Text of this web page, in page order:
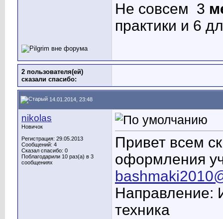
Не совсем 3
практики и 6
2 пользователя(ей)
сказали cпасибо:
14.01.2014, 23:48
nikolas
Новичок
Регистрация: 29.05.2013
Сообщений: 4
Сказал спасибо: 0
Поблагодарили 10 раз(а) в 3
сообщениях
Привет всем
оформления
Направление:
техника